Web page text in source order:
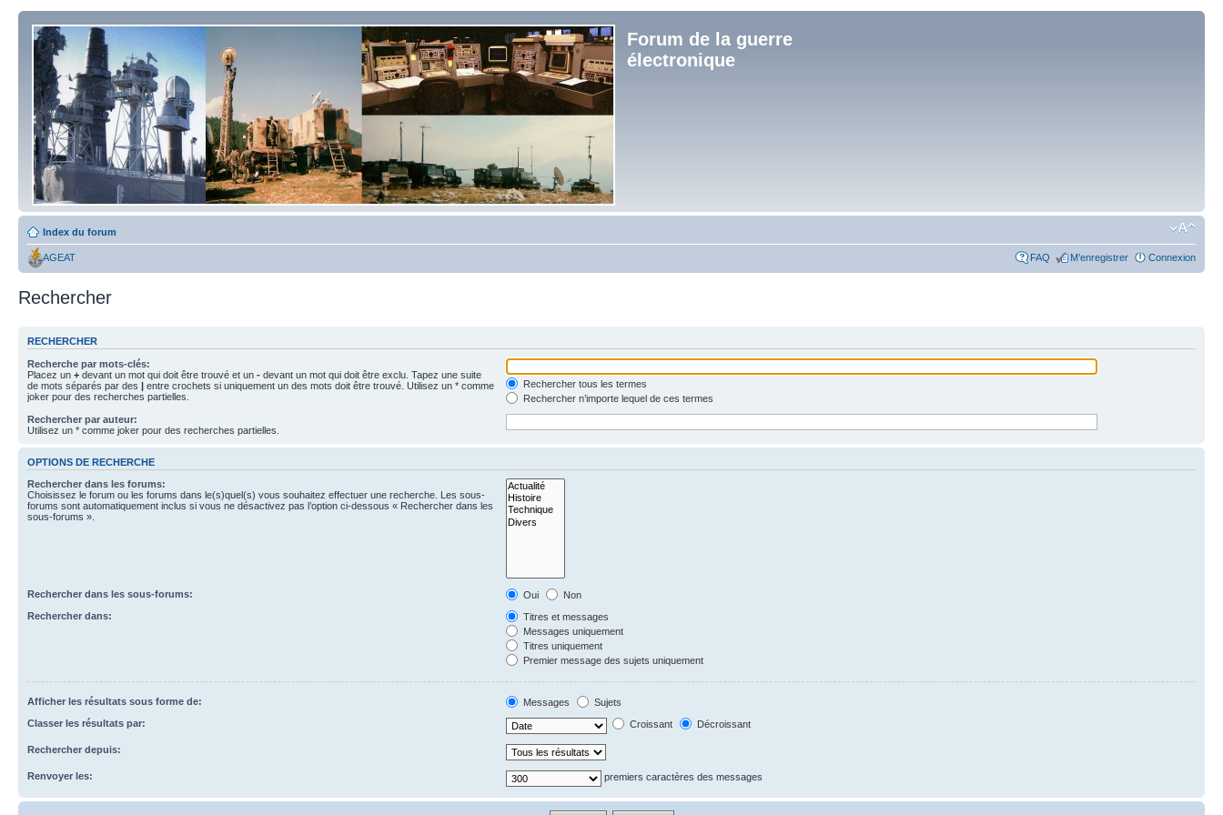
Forum de la guerre
électronique
Index du forum
AGEAT FAQ M’enregistrer Connexion
Rechercher
RECHERCHER
Recherche par mots-clés:
Placez un + devant un mot qui doit être trouvé et un - devant un mot qui doit être exclu. Tapez une suite
de mots séparés par des | entre crochets si uniquement un des mots doit être trouvé. Utilisez un * comme
joker pour des recherches partielles.
Rechercher tous les termes
Rechercher n’importe lequel de ces termes
Rechercher par auteur:
Utilisez un * comme joker pour des recherches partielles.
OPTIONS DE RECHERCHE
Rechercher dans les forums:
Choisissez le forum ou les forums dans le(s)quel(s) vous souhaitez effectuer une recherche. Les sous-
forums sont automatiquement inclus si vous ne désactivez pas l’option ci-dessous « Rechercher dans les
sous-forums ».
Rechercher dans les sous-forums: Oui
Non
Rechercher dans:
Titres et messages
Messages uniquement
Titres uniquement
Premier message des sujets uniquement
Afficher les résultats sous forme de: Messages
Sujets
Classer les résultats par:
Croissant Décroissant
Rechercher depuis:
Renvoyer les: premiers caractères des messages